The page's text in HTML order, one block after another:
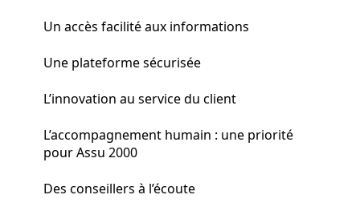
Un accès facilité aux informations
Une plateforme sécurisée
L’innovation au service du client
L’accompagnement humain : une priorité
pour Assu 2000
Des conseillers à l’écoute